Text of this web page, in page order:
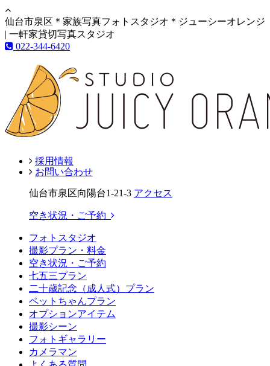
仙台市泉区＊家族写真フォトスタジオ＊ジューシーオレンジ
| 一軒家貸切写真スタジオ
022-344-6420
採用情報
お問い合わせ
仙台市泉区向陽台1-21-3 アクセス
空き状況・ご予約
フォトスタジオ
撮影プラン・料金
空き状況・ご予約
七五三プラン
二十歳記念（成人式）プラン
ペットちゃんプラン
オプションアイテム
撮影シーン
フォトギャラリー
カメラマン